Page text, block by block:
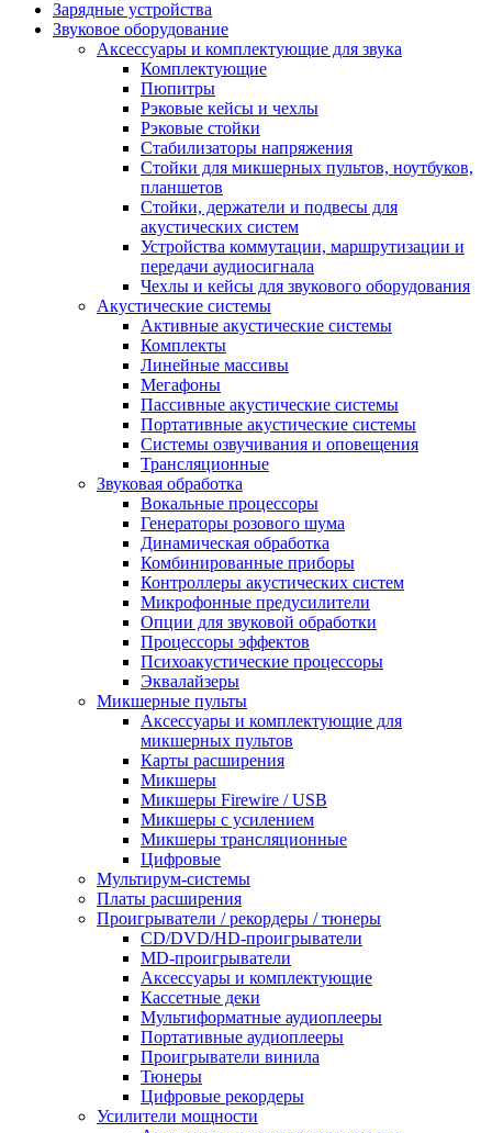
Зарядные устройства
Звуковое оборудование
Аксессуары и комплектующие для звука
Комплектующие
Пюпитры
Рэковые кейсы и чехлы
Рэковые стойки
Стабилизаторы напряжения
Стойки для микшерных пультов, ноутбуков,
планшетов
Стойки, держатели и подвесы для
акустических систем
Устройства коммутации, маршрутизации и
передачи аудиосигнала
Чехлы и кейсы для звукового оборудования
Акустические системы
Активные акустические системы
Комплекты
Линейные массивы
Мегафоны
Пассивные акустические системы
Портативные акустические системы
Системы озвучивания и оповещения
Трансляционные
Звуковая обработка
Вокальные процессоры
Генераторы розового шума
Динамическая обработка
Комбинированные приборы
Контроллеры акустических систем
Микрофонные предусилители
Опции для звуковой обработки
Процессоры эффектов
Психоакустические процессоры
Эквалайзеры
Микшерные пульты
Аксессуары и комплектующие для
микшерных пультов
Карты расширения
Микшеры
Микшеры Firewire / USB
Микшеры с усилением
Микшеры трансляционные
Цифровые
Мультирум-системы
Платы расширения
Проигрыватели / рекордеры / тюнеры
CD/DVD/HD-проигрыватели
MD-проигрыватели
Аксессуары и комплектующие
Кассетные деки
Мультиформатные аудиоплееры
Портативные аудиоплееры
Проигрыватели винила
Тюнеры
Цифровые рекордеры
Усилители мощности